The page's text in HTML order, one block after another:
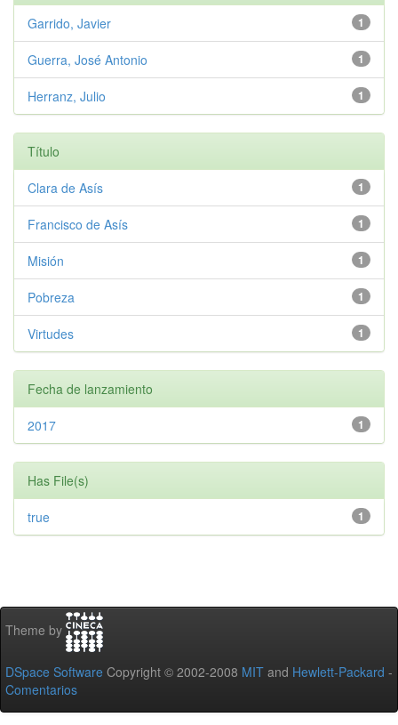
1
Garrido, Javier
1
Guerra, José Antonio
1
Herranz, Julio
Título
1
Clara de Asís
1
Francisco de Asís
1
Misión
1
Pobreza
1
Virtudes
Fecha de lanzamiento
1
2017
Has File(s)
1
true
Theme by
DSpace Software Copyright © 2002-2008 MIT and Hewlett-Packard -
Comentarios